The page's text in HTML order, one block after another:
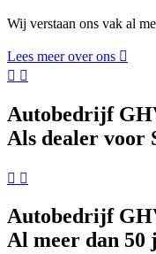
Wij verstaan ons vak al
Lees meer over ons
Autobedrijf
Als dealer voor
Autobedrijf
Al meer dan 50